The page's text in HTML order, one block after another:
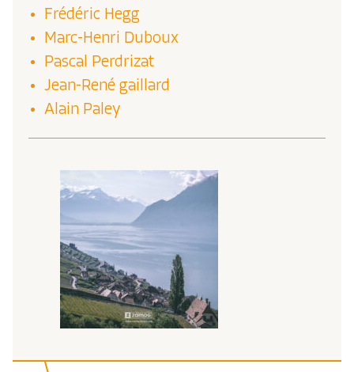
Frédéric Hegg
Marc-Henri Duboux
Pascal Perdrizat
Jean-René gaillard
Alain Paley